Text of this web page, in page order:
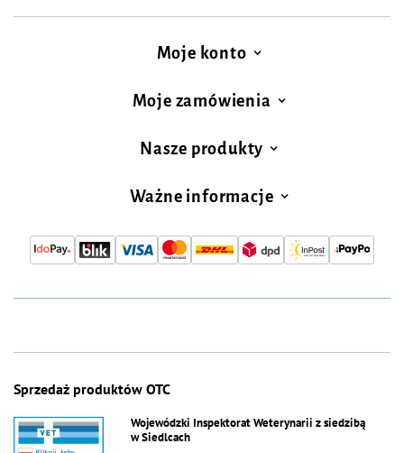
Moje konto
Moje zamówienia
Nasze produkty
Ważne informacje
Sprzedaż produktów OTC
Wojewódzki Inspektorat Weterynarii z siedzibą
w Siedlcach